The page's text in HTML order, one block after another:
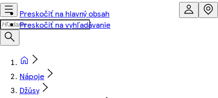
Preskočiť na hlavný obsah
Preskočiť na vyhľadávanie
Nápoje
Džúsy